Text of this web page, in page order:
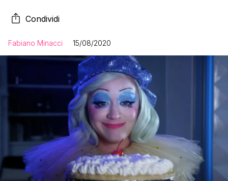
Condividi
Fabiano Minacci 15/08/2020